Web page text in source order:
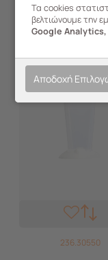
236.30550
Τα cookies
βελτιώνουμε την
Google
Αποδοχή